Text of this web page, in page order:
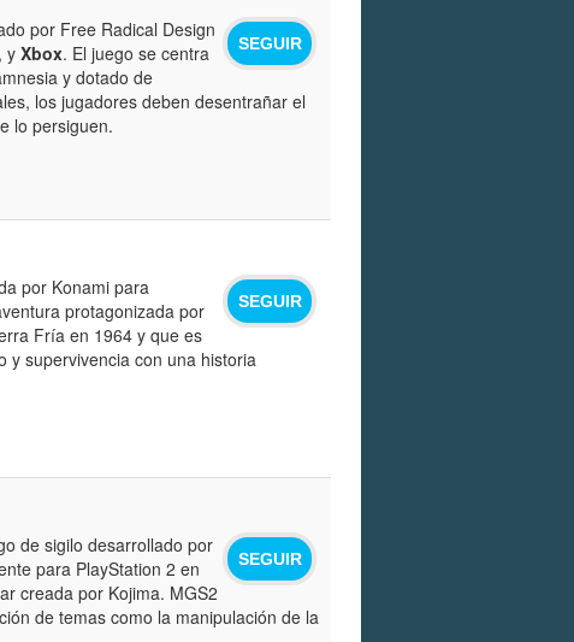
SEGUIR
por Free Radical Design
, y Xbox. El juego se centra
y dotado de
los jugadores deben desentrañar el
lo persiguen.
SEGUIR
por Konami para
protagonizada por
Fría en 1964 y que es
y supervivencia con una historia
SEGUIR
de sigilo desarrollado por
para PlayStation 2 en
creada por Kojima. MGS2
de temas como la manipulación de la